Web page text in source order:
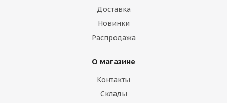
Доставка
Новинки
Распродажа
О магазине
Контакты
Склады